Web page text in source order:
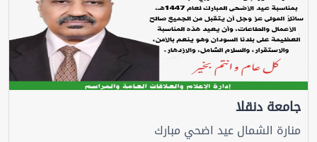
جامعة دنقلا
منارة الشمال عيد اضحي مبارك